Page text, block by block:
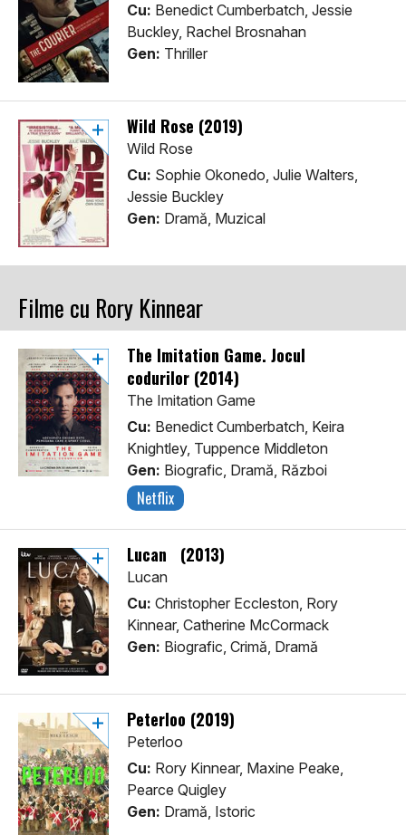
Cu: Benedict Cumberbatch, Jessie
Buckley, Rachel Brosnahan
Gen: Thriller
Wild Rose (2019)
Wild Rose
Cu: Sophie Okonedo, Julie Walters,
Jessie Buckley
Gen: Dramă, Muzical
Filme cu Rory Kinnear
The Imitation Game. Jocul
codurilor (2014)
The Imitation Game
Cu: Benedict Cumberbatch, Keira
Knightley, Tuppence Middleton
Gen: Biografic, Dramă, Război
Netflix
Lucan (2013)
Lucan
Cu: Christopher Eccleston, Rory
Kinnear, Catherine McCormack
Gen: Biografic, Crimă, Dramă
Peterloo (2019)
Peterloo
Cu: Rory Kinnear, Maxine Peake,
Pearce Quigley
Gen: Dramă, Istoric